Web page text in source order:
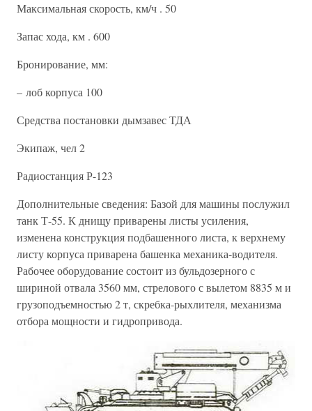
Максимальная скорость, км/ч . 50
Запас хода, км . 600
Бронирование, мм:
– лоб корпуса 100
Средства постановки дымзавес ТДА
Экипаж, чел 2
Радиостанция Р-123
Дополнительные сведения: Базой для машины послужил
танк Т-55. К днищу приварены листы усиления,
изменена конструкция подбашенного листа, к верхнему
листу корпуса приварена башенка механика-водителя.
Рабочее оборудование состоит из бульдозерного с
шириной отвала 3560 мм, стрелового с вылетом 8835 м и
грузоподъемностью 2 т, скребка-рыхлителя, механизма
отбора мощности и гидропривода.